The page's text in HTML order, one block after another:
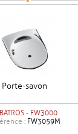
Porte-savon
- FW3000
: FW3059M